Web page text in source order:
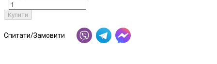
Купити
Спитати/Замовити